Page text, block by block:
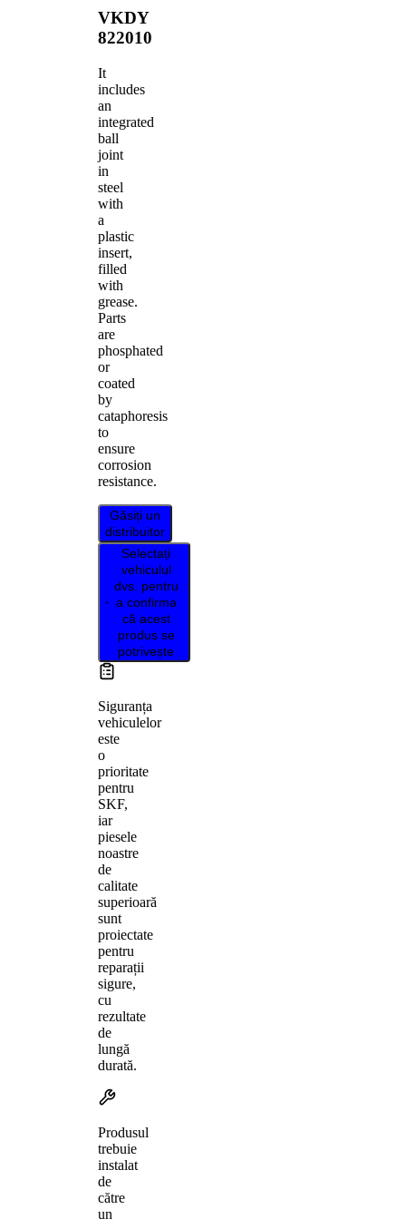
VKDY
822010
It
includes
an
integrated
ball
joint
in
steel
with
a
plastic
insert,
filled
with
grease.
Parts
are
phosphated
or
coated
by
cataphoresis
to
ensure
corrosion
resistance.
Găsiți un
distribuitor
Selectați
vehiculul
dvs. pentru
a confirma
că acest
produs se
potrivește
Siguranța
vehiculelor
este
o
prioritate
pentru
SKF,
iar
piesele
noastre
de
calitate
superioară
sunt
proiectate
pentru
reparații
sigure,
cu
rezultate
de
lungă
durată.
Produsul
trebuie
instalat
de
către
un